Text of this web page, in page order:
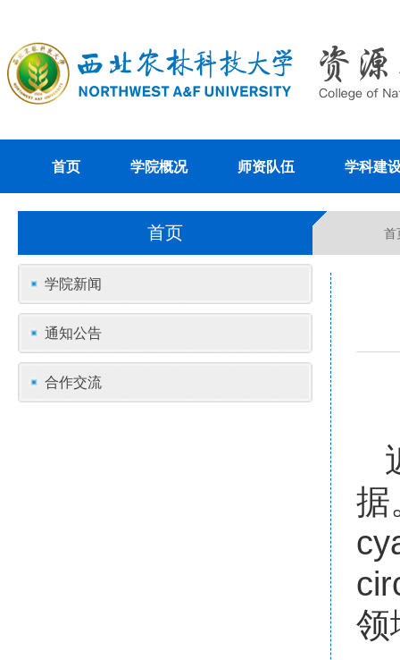
首页 学院概况 师资队伍 学科建
首页 首
学院新闻
通知公告
合作交流
据
领